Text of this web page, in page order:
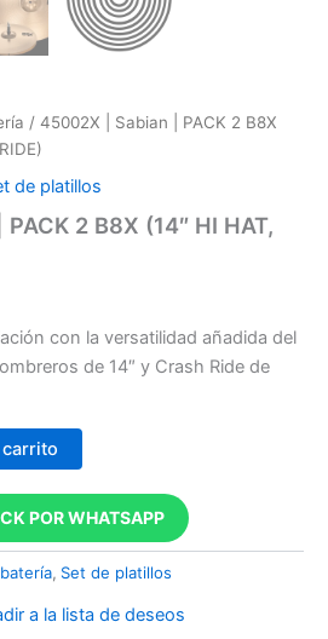
/ 45002X | Sabian | PACK 2 B8X
de platillos
2 B8X (14″ HI HAT,
con la versatilidad añadida del
de 14″ y Crash Ride de
POR WHATSAPP
, Set de platillos
a la lista de deseos